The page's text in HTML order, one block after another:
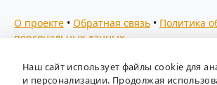
О проекте • Обратная связь • Политика
персональных данных
Мы собираем отзывы, составляем
предоставляем всю информацию о
Наш сайт использует файлы cookie для
и персонализации. Продолжая